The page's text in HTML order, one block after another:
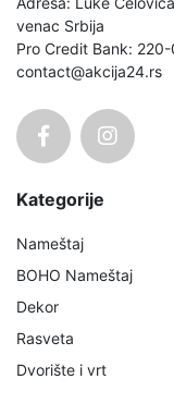
venac Srbija
Pro Credit Bank:
contact@akcija24.rs
Kategorije
Nameštaj
BOHO Nameštaj
Dekor
Rasveta
Dvorište i vrt